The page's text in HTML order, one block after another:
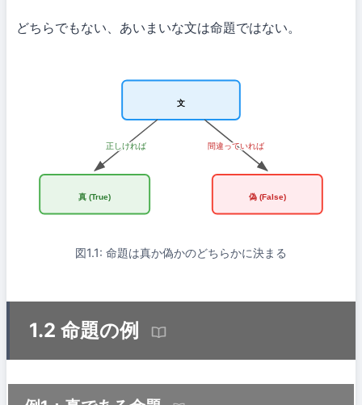
どちらでもない、あいまいな文は命題ではない。
文
正しければ 間違っていれば
真 (True) 偽 (False)
図1.1: 命題は真か偽かのどちらかに決まる
1.2 命題の例